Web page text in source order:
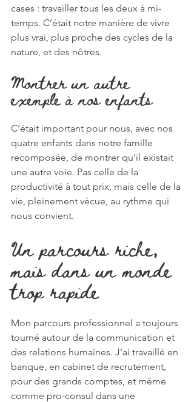
cases : travailler tous les deux à mi-
temps. C’était notre manière de vivre
plus vrai, plus proche des cycles de la
nature, et des nôtres.
Montrer un autre
exemple à nos enfants
C’était important pour nous, avec nos
quatre enfants dans notre famille
recomposée, de montrer qu’il existait
une autre voie. Pas celle de la
productivité à tout prix, mais celle de la
vie, pleinement vécue, au rythme qui
nous convient.
Un parcours riche,
mais dans un monde
trop rapide
Mon parcours professionnel a toujours
tourné autour de la communication et
des relations humaines. J’ai travaillé en
banque, en cabinet de recrutement,
pour des grands comptes, et même
comme pro-consul dans une